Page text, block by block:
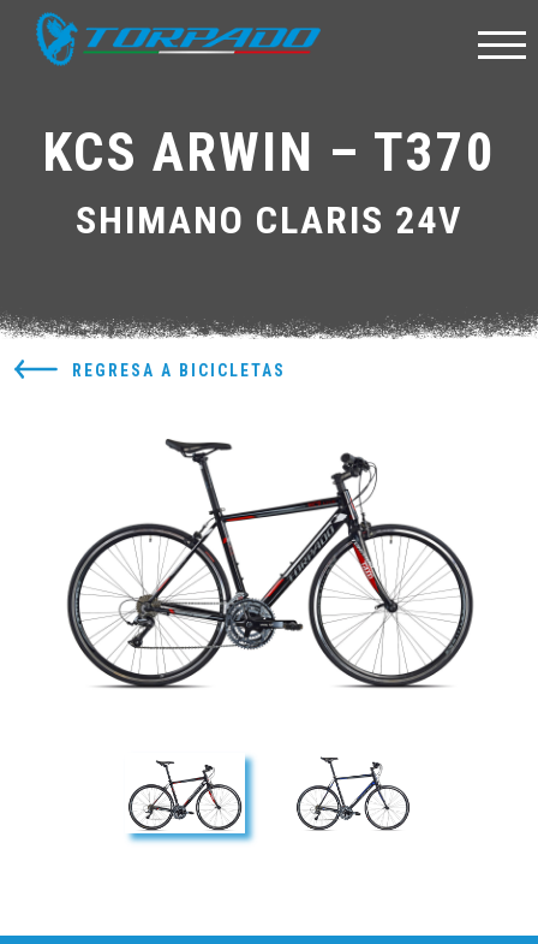
KCS ARWIN – T370
SHIMANO CLARIS 24V
REGRESA A BICICLETAS